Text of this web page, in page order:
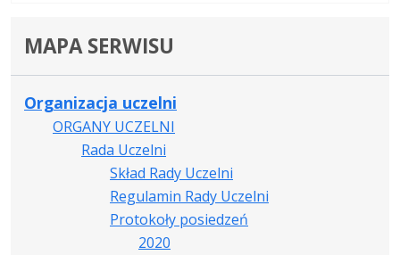
MAPA SERWISU
Organizacja uczelni
ORGANY UCZELNI
Rada Uczelni
Skład Rady Uczelni
Regulamin Rady Uczelni
Protokoły posiedzeń
2020